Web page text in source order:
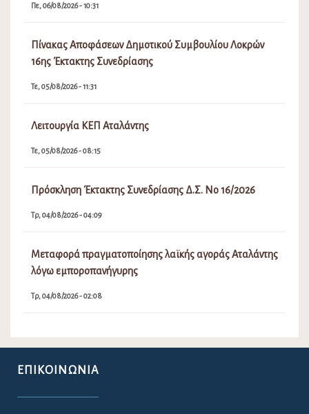
Πε, 06/08/2026 - 10:31
Πίνακας Αποφάσεων Δημοτικού Συμβουλίου Λοκρών
16ης Έκτακτης Συνεδρίασης
Τε, 05/08/2026 - 11:31
Λειτουργία ΚΕΠ Αταλάντης
Τε, 05/08/2026 - 08:15
Πρόσκληση Έκτακτης Συνεδρίασης Δ.Σ. Νο 16/2026
Τρ, 04/08/2026 - 04:09
Μεταφορά πραγματοποίησης λαϊκής αγοράς Αταλάντης
λόγω εμποροπανήγυρης
Τρ, 04/08/2026 - 02:08
ΕΠΙΚΟΙΝΩΝΊΑ